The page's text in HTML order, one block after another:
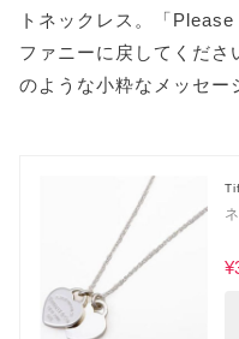
トネックレス。「
ファニーに戻してくださ
のような小粋なメッセー